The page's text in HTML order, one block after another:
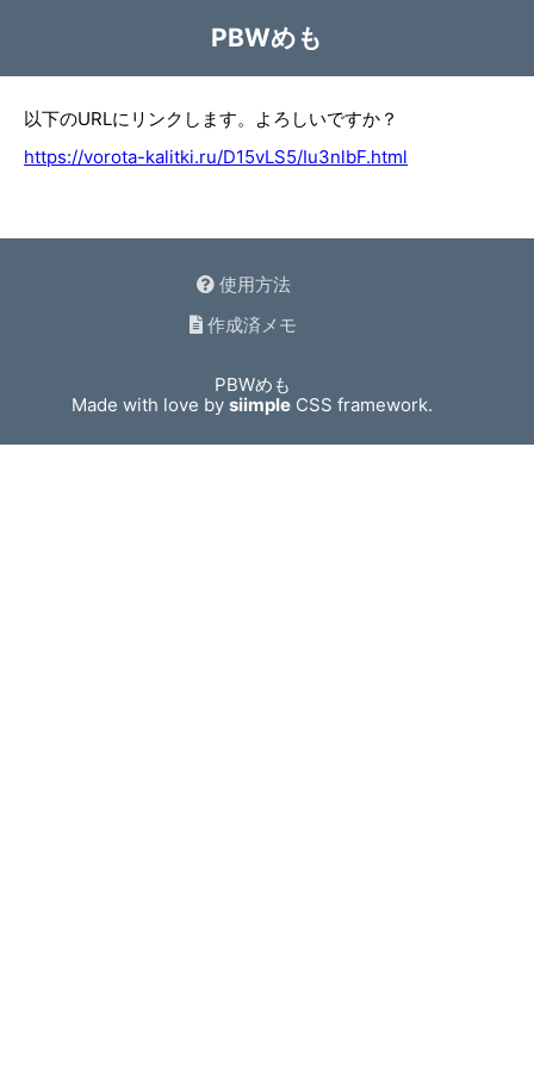
PBWめも
以下のURLにリンクします。よろしいですか？
https://vorota-kalitki.ru/D15vLS5/Iu3nlbF.html
使用方法
作成済メモ
PBWめも
Made with love bysiimple CSS framework.